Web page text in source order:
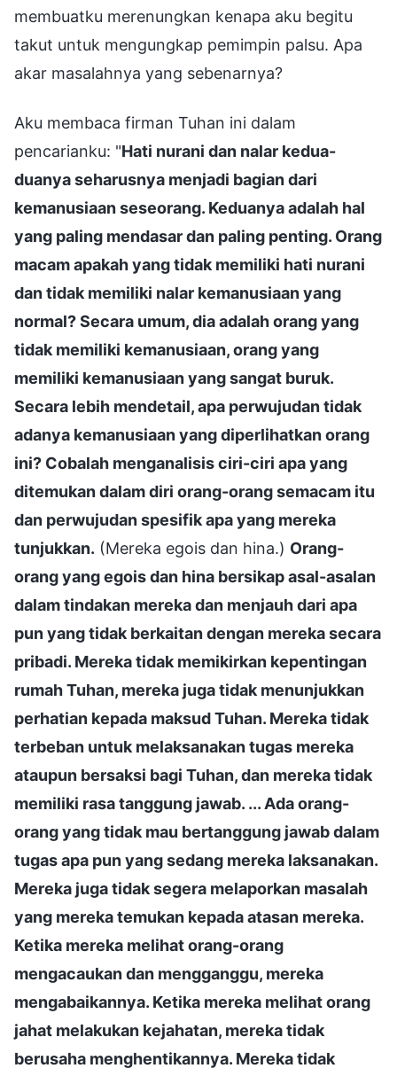
membuatku merenungkan kenapa aku begitu
takut untuk mengungkap pemimpin palsu. Apa
akar masalahnya yang sebenarnya?
Aku membaca firman Tuhan ini dalam
pencarianku: "Hati nurani dan nalar kedua-
duanya seharusnya menjadi bagian dari
kemanusiaan seseorang. Keduanya adalah hal
yang paling mendasar dan paling penting. Orang
macam apakah yang tidak memiliki hati nurani
dan tidak memiliki nalar kemanusiaan yang
normal? Secara umum, dia adalah orang yang
tidak memiliki kemanusiaan, orang yang
memiliki kemanusiaan yang sangat buruk.
Secara lebih mendetail, apa perwujudan tidak
adanya kemanusiaan yang diperlihatkan orang
ini? Cobalah menganalisis ciri-ciri apa yang
ditemukan dalam diri orang-orang semacam itu
dan perwujudan spesifik apa yang mereka
tunjukkan. (Mereka egois dan hina.) Orang-
orang yang egois dan hina bersikap asal-asalan
dalam tindakan mereka dan menjauh dari apa
pun yang tidak berkaitan dengan mereka secara
pribadi. Mereka tidak memikirkan kepentingan
rumah Tuhan, mereka juga tidak menunjukkan
perhatian kepada maksud Tuhan. Mereka tidak
terbeban untuk melaksanakan tugas mereka
ataupun bersaksi bagi Tuhan, dan mereka tidak
memiliki rasa tanggung jawab. ... Ada orang-
orang yang tidak mau bertanggung jawab dalam
tugas apa pun yang sedang mereka laksanakan.
Mereka juga tidak segera melaporkan masalah
yang mereka temukan kepada atasan mereka.
Ketika mereka melihat orang-orang
mengacaukan dan mengganggu, mereka
mengabaikannya. Ketika mereka melihat orang
jahat melakukan kejahatan, mereka tidak
berusaha menghentikannya. Mereka tidak